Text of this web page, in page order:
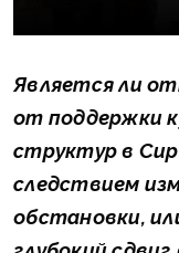
Является ли
от поддержки
структур в
следствием
обстановки,